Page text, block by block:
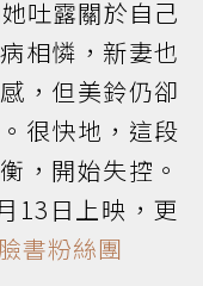
吐露關於自己
相憐，新妻也
，但美鈴仍卻
很快地，這段
，開始失控。
13日上映，更
書粉絲團